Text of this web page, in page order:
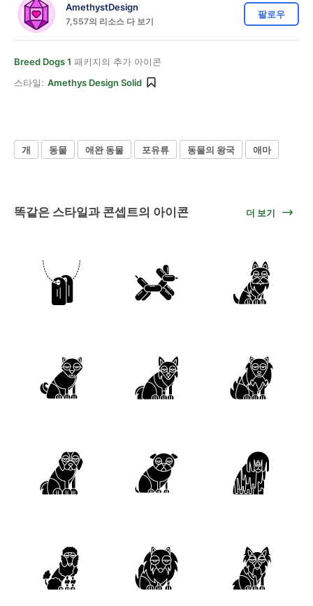
AmethystDesign
7,557의 리소스 다 보기
팔로우
Breed Dogs 1 패키지의 추가 아이콘
스타일: Amethys Design Solid
개 동물 애완 동물 포유류 동물의 왕국 애마
똑같은 스타일과 콘셉트의 아이콘 더 보기